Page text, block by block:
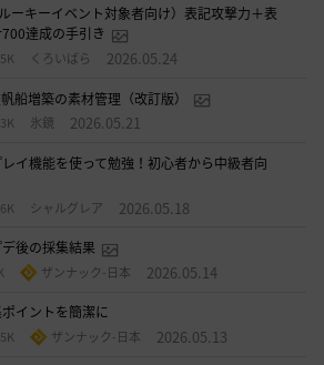
ーキーイベント対象者向け）表記攻撃力＋表
達成の手引き
くろいばら 2026.05.24
船増築の素材管理（改訂版）
氷鏡 2026.05.21
イ機能を使って勉強！初心者から中級者向
シャルグレア 2026.05.18
デ後の採集結果
ザンナック-日本 2026.05.14
イントを簡潔に
ザンナック-日本 2026.05.13